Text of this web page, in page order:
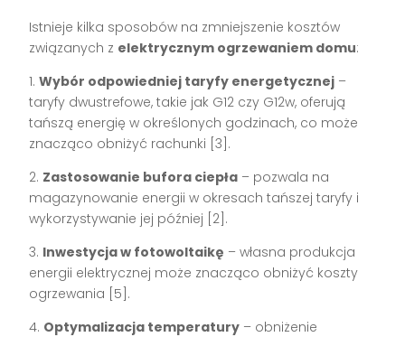
Istnieje kilka sposobów na zmniejszenie kosztów
związanych z elektrycznym ogrzewaniem domu:
1.Wybór odpowiedniej taryfy energetycznej –
taryfy dwustrefowe, takie jak G12 czy G12w, oferują
tańszą energię w określonych godzinach, co może
znacząco obniżyć rachunki [3].
2. Zastosowanie bufora ciepła – pozwala na
magazynowanie energii w okresach tańszej taryfy i
wykorzystywanie jej później [2].
3. Inwestycja w fotowoltaikę – własna produkcja
energii elektrycznej może znacząco obniżyć koszty
ogrzewania [5].
4. Optymalizacja temperatury – obniżenie